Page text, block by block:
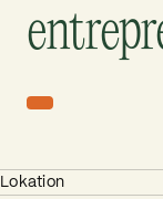
Lokation